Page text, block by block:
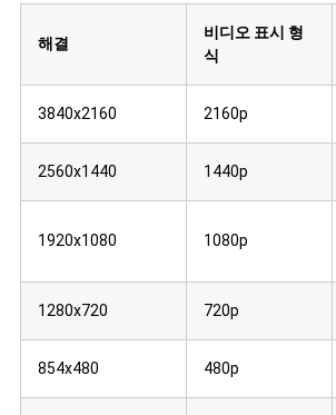
해결
비디오 표시 형
식
3840x2160 2160p
2560x1440 1440p
1920x1080 1080p
1280x720 720p
854x480 480p